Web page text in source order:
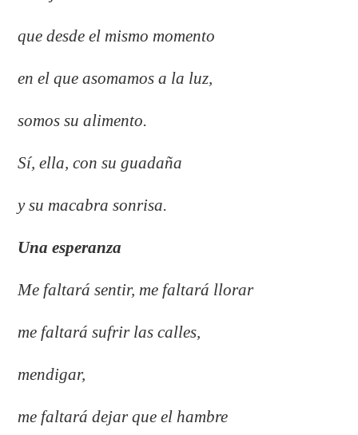
que desde el mismo momento
en el que asomamos a la luz,
somos su alimento.
Sí, ella, con su guadaña
y su macabra sonrisa.
Una esperanza
Me faltará sentir, me faltará llorar
me faltará sufrir las calles,
mendigar,
me faltará dejar que el hambre